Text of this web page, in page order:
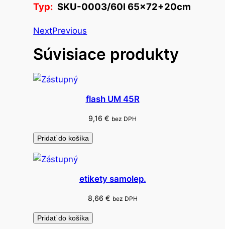
e
c
á
o
t
.
k
u
Typ:SKU-0003/60l 65×72+20cm
NextPrevious
Súvisiace produkty
flash UM 45R
9,16 € bez DPH
Pridať do košíka
etikety samolep.
8,66 € bez DPH
Pridať do košíka